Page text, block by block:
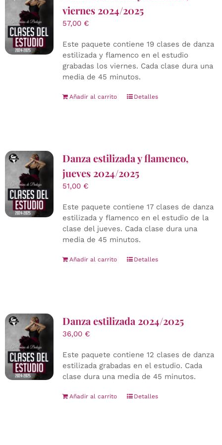
viernes 2024/2025
57,00 €
Este paquete contiene 19 clases de danza
estilizada y flamenco en el estudio
grabadas los viernes. Cada clase dura una
media de 45 minutos.
Añadir al carrito Detalles
Danza estilizada y flamenco,
jueves 2024/2025
51,00 €
Este paquete contiene 17 clases de danza
estilizada y flamenco en el estudio de la
clase del jueves. Cada clase dura una
media de 45 minutos.
Añadir al carrito Detalles
Danza estilizada 2024/2025
36,00 €
Este paquete contiene 12 clases de danza
estilizada grabadas en el estudio. Cada
clase dura una media de 45 minutos.
Añadir al carrito Detalles